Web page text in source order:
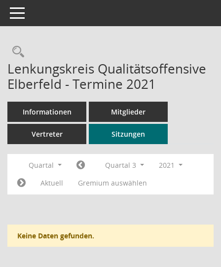
Toggle navigation
Rechercheauswahl
Lenkungskreis Qualitätsoffensive
Elberfeld - Termine 2021
Informationen Mitglieder
Vertreter Sitzungen
Quartal Quartal 3
2021
Aktuell
Gremium auswählen
Keine Daten gefunden.